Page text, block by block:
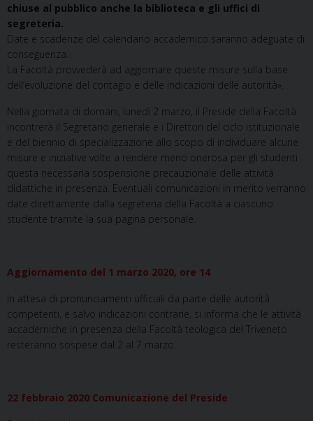
chiuse al pubblico anche la biblioteca e gli uffici di
segreteria.
Date e scadenze del calendario accademico saranno adeguate di
conseguenza.
La Facoltà provvederà ad aggiornare queste misure sulla base
dell’evoluzione del contagio e delle indicazioni delle autorità».
Nella giornata di domani, lunedì 2 marzo, il Preside della Facoltà
incontrerà il Segretario generale e i Direttori del ciclo istituzionale
e del biennio di specializzazione allo scopo di individuare alcune
misure e iniziative volte a rendere meno onerosa per gli studenti
questa necessaria sospensione precauzionale delle attività
didattiche in presenza. Eventuali comunicazioni in merito verranno
date direttamente dalla segreteria della Facoltà a ciascuno
studente tramite la sua pagina personale.
Aggiornamento del 1 marzo 2020, ore 14
In attesa di pronunciamenti ufficiali da parte delle autorità
competenti, e salvo indicazioni contrarie, si informa che le attività
accademiche in presenza della Facoltà teologica del Triveneto
resteranno sospese dal 2 al 7 marzo.
22 febbraio 2020 Comunicazione del Preside